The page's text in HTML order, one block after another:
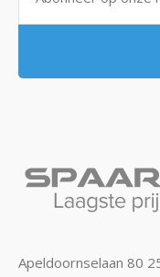
Apeldoornselaan 80